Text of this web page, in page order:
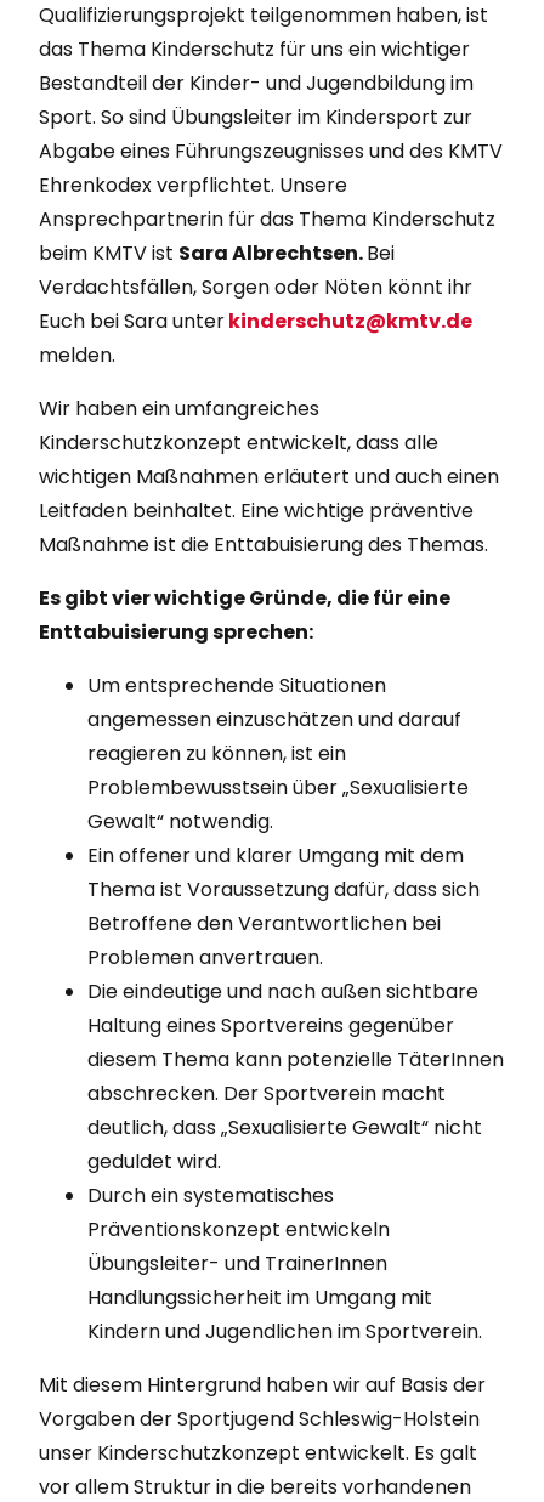
Qualifizierungsprojekt teilgenommen haben, ist
das Thema Kinderschutz für uns ein wichtiger
Bestandteil der Kinder- und Jugendbildung im
Sport. So sind Übungsleiter im Kindersport zur
Abgabe eines Führungszeugnisses und des KMTV
Ehrenkodex verpflichtet. Unsere
Ansprechpartnerin für das Thema Kinderschutz
beim KMTV ist Sara Albrechtsen.Bei
Verdachtsfällen, Sorgen oder Nöten könnt ihr
Euch bei Sara unterkinderschutz@kmtv.de
melden.
Wir haben ein umfangreiches
Kinderschutzkonzept entwickelt, dass alle
wichtigen Maßnahmen erläutert und auch einen
Leitfaden beinhaltet. Eine wichtige präventive
Maßnahme ist die Enttabuisierung des Themas.
Es gibt vier wichtige Gründe, die für eine
Enttabuisierung sprechen:
Um entsprechende Situationen
angemessen einzuschätzen und darauf
reagieren zu können, ist ein
Problembewusstsein über „Sexualisierte
Gewalt“ notwendig.
Ein offener und klarer Umgang mit dem
Thema ist Voraussetzung dafür, dass sich
Betroffene den Verantwortlichen bei
Problemen anvertrauen.
Die eindeutige und nach außen sichtbare
Haltung eines Sportvereins gegenüber
diesem Thema kann potenzielle TäterInnen
abschrecken. Der Sportverein macht
deutlich, dass „Sexualisierte Gewalt“ nicht
geduldet wird.
Durch ein systematisches
Präventionskonzept entwickeln
Übungsleiter- und TrainerInnen
Handlungssicherheit im Umgang mit
Kindern und Jugendlichen im Sportverein.
Mit diesem Hintergrund haben wir auf Basis der
Vorgaben der Sportjugend Schleswig-Holstein
unser Kinderschutzkonzept entwickelt. Es galt
vor allem Struktur in die bereits vorhandenen